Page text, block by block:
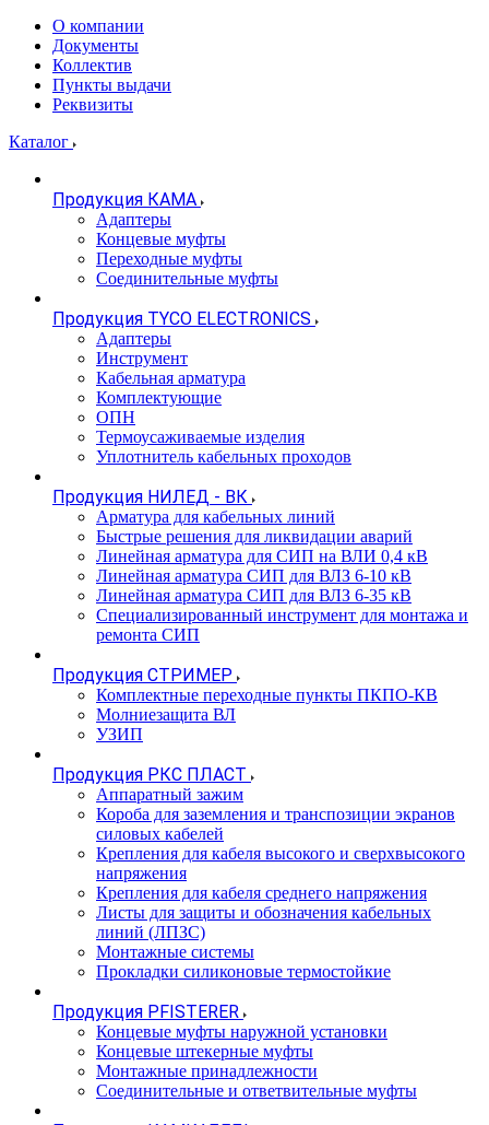
О компании
Документы
Коллектив
Пункты выдачи
Реквизиты
Каталог
Продукция КАМА
Адаптеры
Концевые муфты
Переходные муфты
Соединительные муфты
Продукция TYCO ELECTRONICS
Адаптеры
Инструмент
Кабельная арматура
Комплектующие
ОПН
Термоусаживаемые изделия
Уплотнитель кабельных проходов
Продукция НИЛЕД - ВК
Арматура для кабельных линий
Быстрые решения для ликвидации аварий
Линейная арматура для СИП на ВЛИ 0,4 кВ
Линейная арматура СИП для ВЛЗ 6-10 кВ
Линейная арматура СИП для ВЛЗ 6-35 кВ
Специализированный инструмент для монтажа и
ремонта СИП
Продукция СТРИМЕР
Комплектные переходные пункты ПКПО-КВ
Молниезащита ВЛ
УЗИП
Продукция РКС ПЛАСТ
Аппаратный зажим
Короба для заземления и транспозиции экранов
силовых кабелей
Крепления для кабеля высокого и сверхвысокого
напряжения
Крепления для кабеля среднего напряжения
Листы для защиты и обозначения кабельных
линий (ЛПЗС)
Монтажные системы
Прокладки силиконовые термостойкие
Продукция PFISTERER
Концевые муфты наружной установки
Концевые штекерные муфты
Монтажные принадлежности
Соединительные и ответвительные муфты